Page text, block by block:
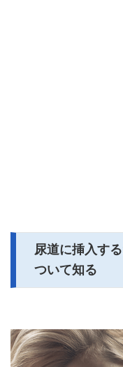
尿道に挿入す
ついて知る